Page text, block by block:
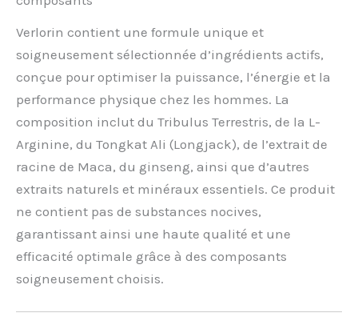
Verlorin contient une formule unique et
soigneusement sélectionnée d’ingrédients actifs,
conçue pour optimiser la puissance, l’énergie et la
performance physique chez les hommes. La
composition inclut du Tribulus Terrestris, de la L-
Arginine, du Tongkat Ali (Longjack), de l’extrait de
racine de Maca, du ginseng, ainsi que d’autres
extraits naturels et minéraux essentiels. Ce produit
ne contient pas de substances nocives,
garantissant ainsi une haute qualité et une
efficacité optimale grâce à des composants
soigneusement choisis.